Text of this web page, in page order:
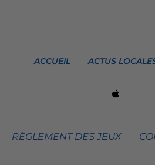
ACCUEIL ACTUS
RÈGLEMENT DES JEUX